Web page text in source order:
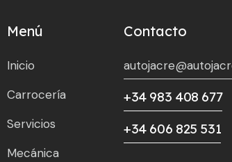
Menú
Inicio
Carrocería
Servicios
Mecánica
Contacto
+34 983 408 677
+34 606 825 531